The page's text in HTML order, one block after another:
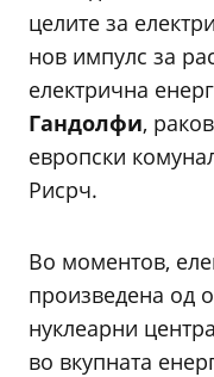
целите за
нов импулс за
електрична
Гандолфи,
европски
Рисрч.
Во моментов,
произведена од
нуклеарни
во вкупната